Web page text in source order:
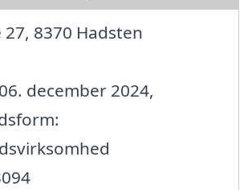
8370 Hadsten
december 2024,